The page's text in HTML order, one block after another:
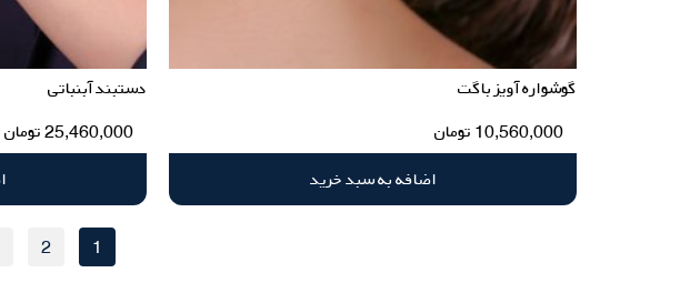
گوشواره آویز باگت
10,560,000 تومان
اضافه به سبد خرید
دستبند آبنباتی
25,460,000تومان
1
2